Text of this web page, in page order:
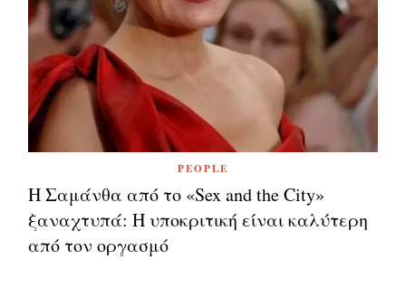
PEOPLE
Η Σαμάνθα από το «Sex and the City»
ξαναχτυπά: Η υποκριτική είναι καλύτερη
από τον οργασμό